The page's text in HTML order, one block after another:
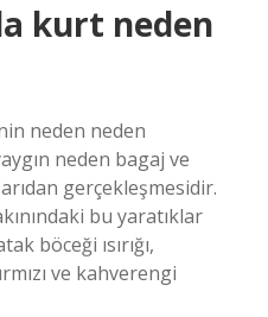
kurt neden
neden neden
neden bagaj ve
gerçekleşmesidir.
bu yaratıklar
böceği ısırığı,
ve kahverengi